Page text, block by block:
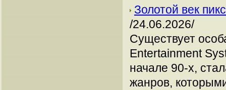
Золотой век
/24.06.2026/
Существует
Entertainment
начале 90-х,
жанров,